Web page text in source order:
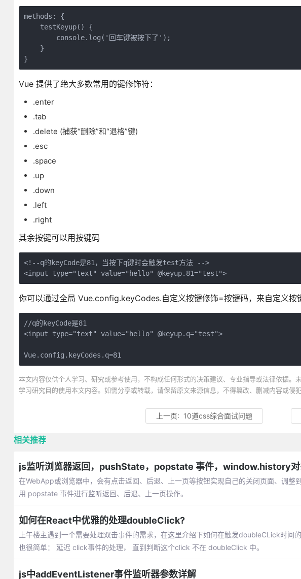
methods: {
    testKeyup() {
        console.log('回车键被按下了');
    }
}
Vue 提供了绝大多数常用的键修饰符：
.enter
.tab
.delete (捕获“删除”和“退格”键)
.esc
.space
.up
.down
.left
.right
其余按键可以用按键码
<!--q的keyCode是81，当按下q键时会触发test方法 -->
<input type="text" value="hello" @keyup.81="test">
你可以通过全局 Vue.config.keyCodes.自定义按键修饰=按键码，来自定义按
//q的keyCode是81
<input type="text" value="hello" @keyup.q="test">
Vue.config.keyCodes.q=81
本文内容仅供个人学习、研究或参考使用，不构成任何形式的决策建议、专业指导或法律依据
学习研究目的使用本文内容。如需分享或转载，请保留原文来源信息，不得篡改、删减内容或侵
上一页: 10道css综合面试问题
相关推荐
js监听浏览器返回，pushState，popstate 事件，window.history
在WebApp或浏览器中，会有点击返回、后退、上一页等按钮实现自己的关闭页面、调
用 popstate 事件进行监听返回、后退、上一页操作。
如何在React中优雅的处理doubleClick?
上午楼主遇到一个需要处理双击事件的需求，在这里介绍下如何在触发doubleCLick时
也很简单： 延迟 click事件的处理， 直到判断这个click 不在 doubleClick 中。
js中addEventListener事件监听器参数详解